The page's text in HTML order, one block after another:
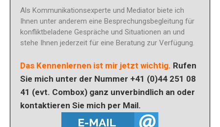
Als Kommunikationsexperte und Mediator biete ich
Ihnen unter anderem eine Besprechungsbegleitung für
konfliktbeladene Gespräche und Situationen an und
stehe Ihnen jederzeit für eine Beratung zur Verfügung.
Das Kennenlernen ist mir jetzt wichtig. Rufen
Sie mich unter der Nummer +41 (0)44 251 08
41 (evt. Combox) ganz unverbindlich an oder
kontaktieren Sie mich per Mail.